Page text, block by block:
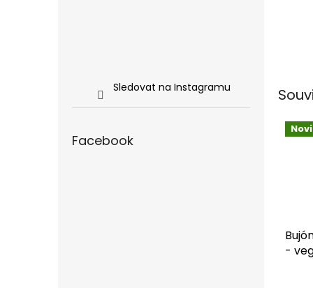
Sledovat na Instagramu
Facebook
-